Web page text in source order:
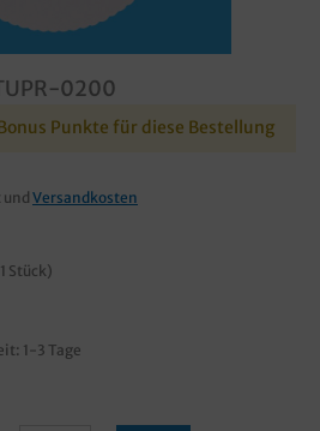
0200
Punkte für diese Bestellung
und Versandkosten
Stück)
1-3 Tage